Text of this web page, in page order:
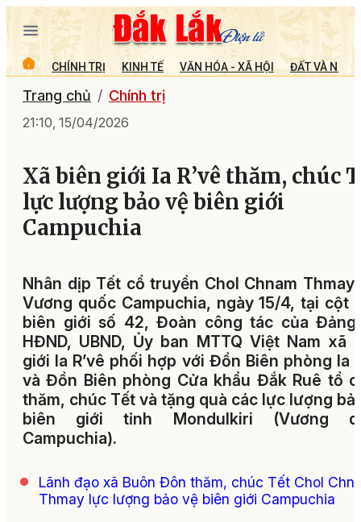
CHÍNH TRỊ KINH TẾ VĂN HÓA - XÃ HỘI ĐẤT VÀ
Trang chủ Chính trị
21:10, 15/04/2026
Xã biên giới Ia R’vê thăm, chúc
lực lượng bảo vệ biên giới
Campuchia
Nhân dịp Tết cổ truyền Chol Chnam Thmay
Vương quốc Campuchia, ngày 15/4, tại cột
biên giới số 42, Đoàn công tác của Đảng
HĐND, UBND, Ủy ban MTTQ Việt Nam xã
giới Ia R’vê phối hợp với Đồn Biên phòng Ia
và Đồn Biên phòng Cửa khẩu Đắk Ruê tổ
thăm, chúc Tết và tặng quà các lực lượng
biên giới tỉnh Mondulkiri (Vương
Campuchia).
Lãnh đạo xã Buôn Đôn thăm, chúc Tết Chol
Thmay lực lượng bảo vệ biên giới Campuchia